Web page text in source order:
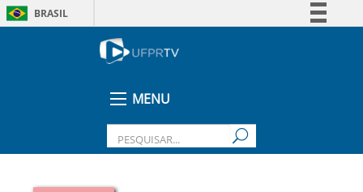
BRASIL
Legislação
MENU